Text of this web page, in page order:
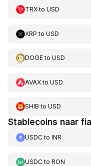
TRXto USD
XRP to USD
DOGEto USD
AVAXto USD
SHIB to USD
Stablecoins naar
USDCto INR
USDCto RON